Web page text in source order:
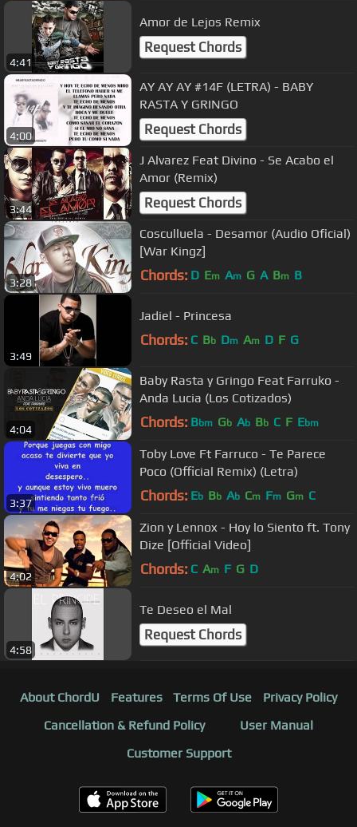
4:41
Amor de Lejos Remix
Request Chords
4:00
AY AY AY #14F (LETRA) - BABY
RASTA Y GRINGO
Request Chords
3:44
J Alvarez Feat Divino - Se Acabo el
Amor (Remix)
Request Chords
3:28
Cosculluela - Desamor (Audio Oficial)
[War Kingz]
Chords: D Em Am G A Bm B
3:49
Jadiel - Princesa
Chords: C Bb Dm Am D F G
4:04
Baby Rasta y Gringo Feat Farruko -
Anda Lucia (Los Cotizados)
Chords: Bbm Gb Ab Bb C F Ebm
3:37
Toby Love Ft Farruco - Te Parece
Poco (Official Remix) (Letra)
Chords: Eb Bb Ab Cm Fm Gm C
4:02
Zion y Lennox - Hoy lo Siento ft. Tony
Dize [Official Video]
Chords: C Am F G D
4:58
Te Deseo el Mal
Request Chords
About ChordU Features Terms Of Use
Privacy Policy
Cancellation & Refund Policy
User Manual
Customer Support